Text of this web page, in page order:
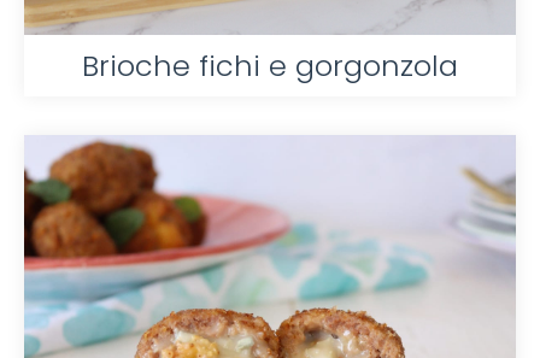
Brioche fichi e gorgonzola